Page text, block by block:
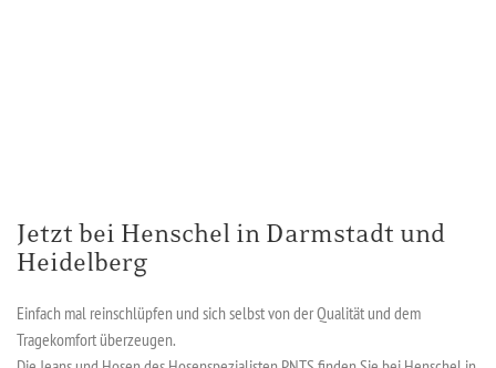
Jetzt bei Henschel in Darmstadt und
Heidelberg
Einfach mal reinschlüpfen und sich selbst von der Qualität und dem
Tragekomfort überzeugen.